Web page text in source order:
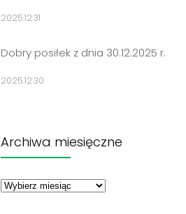
2025.12.31
Dobry posiłek z dnia 30.12.2025 r.
2025.12.30
2024.12.27
Dobry posiłek z dnia 23.12.2025 r.
Archiwa miesięczne
miesięczne